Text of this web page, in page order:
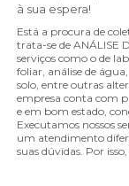
à sua espera!
Está a procura de
trata-se de ANÁLISE
serviços como o de
foliar, análise de
solo, entre outras
empresa conta com
e em bom estado,
Executamos nossos
um atendimento
suas dúvidas. Por